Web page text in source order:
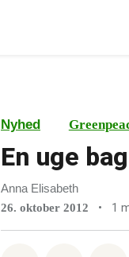
Nyhed
En uge
Anna Elisabeth
26. oktober 2012 • 1